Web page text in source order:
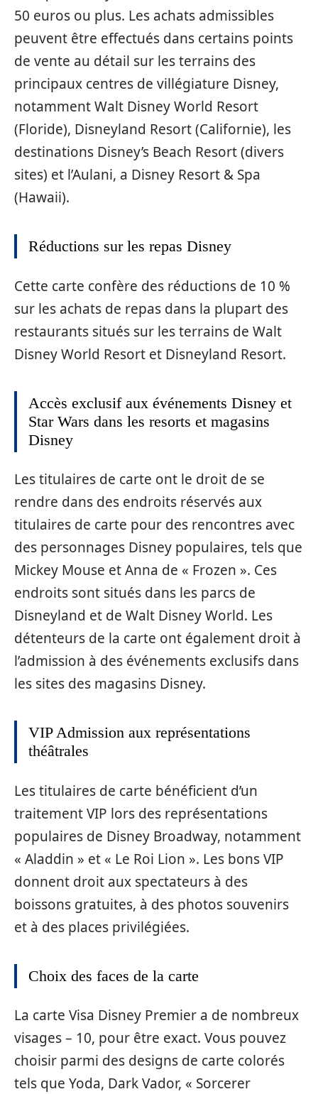
50 euros ou plus. Les achats admissibles
peuvent être effectués dans certains points
de vente au détail sur les terrains des
principaux centres de villégiature Disney,
notamment Walt Disney World Resort
(Floride), Disneyland Resort (Californie), les
destinations Disney’s Beach Resort (divers
sites) et l’Aulani, a Disney Resort & Spa
(Hawaii).
Réductions sur les repas Disney
Cette carte confère des réductions de 10 %
sur les achats de repas dans la plupart des
restaurants situés sur les terrains de Walt
Disney World Resort et Disneyland Resort.
Accès exclusif aux événements Disney et
Star Wars dans les resorts et magasins
Disney
Les titulaires de carte ont le droit de se
rendre dans des endroits réservés aux
titulaires de carte pour des rencontres avec
des personnages Disney populaires, tels que
Mickey Mouse et Anna de « Frozen ». Ces
endroits sont situés dans les parcs de
Disneyland et de Walt Disney World. Les
détenteurs de la carte ont également droit à
l’admission à des événements exclusifs dans
les sites des magasins Disney.
VIP Admission aux représentations
théâtrales
Les titulaires de carte bénéficient d’un
traitement VIP lors des représentations
populaires de Disney Broadway, notamment
« Aladdin » et « Le Roi Lion ». Les bons VIP
donnent droit aux spectateurs à des
boissons gratuites, à des photos souvenirs
et à des places privilégiées.
Choix des faces de la carte
La carte Visa Disney Premier a de nombreux
visages – 10, pour être exact. Vous pouvez
choisir parmi des designs de carte colorés
tels que Yoda, Dark Vador, « Sorcerer